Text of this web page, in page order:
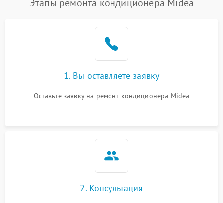
Этапы ремонта кондиционера Midea
1. Вы оставляете заявку
Оставьте заявку на ремонт кондиционера Midea
2. Консультация